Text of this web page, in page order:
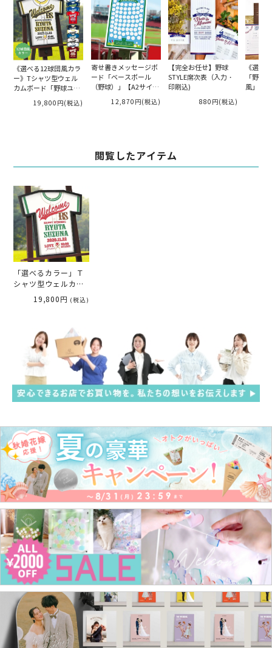
《選べる12球団風カラ
ー》Tシャツ型ウェル
カムボード「野球ユニ
19,800円(税込)
寄せ書きメッセージボ
ード「ベースボール
（野球）」【A2サイズ
12,870円(税込)
【完全お任せ】野球
STYLE席次表（入力・
印刷込)
880円(税込)
《選べ
「野球
風」結
閲覧したアイテム
「選べるカラー」Ｔ
シャツ型ウェルカム
ボード「野球」
19,800円 (税込)